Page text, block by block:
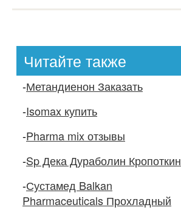
Читайте также
-Метандиенон Заказать
-Isomax купить
-Pharma mix отзывы
-Sp Дека Дураболин Кропоткин
-Сустамед Balkan
Pharmaceuticals Прохладный